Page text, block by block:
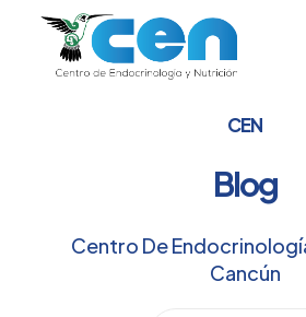
CEN
Blog
Centro De
Cancún